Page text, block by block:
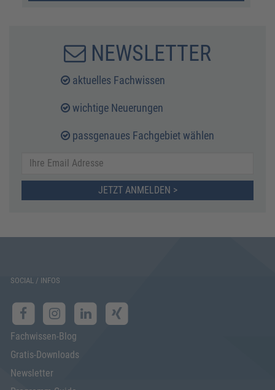
NEWSLETTER
aktuelles Fachwissen
wichtige Neuerungen
passgenaues Fachgebiet wählen
JETZT ANMELDEN >
SOCIAL / INFOS
Fachwissen-Blog
Gratis-Downloads
Newsletter